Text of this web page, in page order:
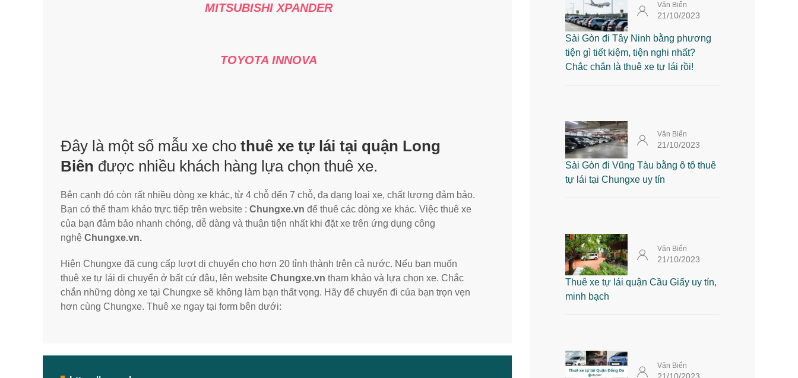
MITSUBISHI XPANDER
TOYOTA INNOVA
Đây là một số mẫu xe cho thuê xe tự lái tại quận Long
Biên được nhiều khách hàng lựa chọn thuê xe.
Bên cạnh đó còn rất nhiều dòng xe khác, từ 4 chỗ đến 7 chỗ, đa dạng loại xe, chất lượng đảm bảo.
Bạn có thể tham khảo trực tiếp trên website : Chungxe.vn để thuê các dòng xe khác. Việc thuê xe
của bạn đảm bảo nhanh chóng, dễ dàng và thuận tiện nhất khi đặt xe trên ứng dụng công
nghệ Chungxe.vn.
Hiện Chungxe đã cung cấp lượt di chuyển cho hơn 20 tỉnh thành trên cả nước. Nếu bạn muốn
thuê xe tự lái di chuyển ở bất cứ đâu, lên website Chungxe.vn tham khảo và lựa chọn xe. Chắc
chắn những dòng xe tại Chungxe sẽ không làm bạn thất vọng. Hãy để chuyến đi của bạn trọn vẹn
hơn cùng Chungxe. Thuê xe ngay tại form bên dưới:
Văn Biển
21/10/2023
Sài Gòn đi Tây Ninh bằng phương
tiện gì tiết kiệm, tiện nghi nhất?
Chắc chắn là thuê xe tự lái rồi!
Văn Biển
21/10/2023
Sài Gòn đi Vũng Tàu bằng ô tô thuê
tự lái tại Chungxe uy tín
Văn Biển
21/10/2023
Thuê xe tự lái quận Cầu Giấy uy tín,
minh bạch
Văn Biển